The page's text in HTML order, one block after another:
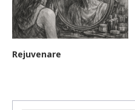
Rejuvenare